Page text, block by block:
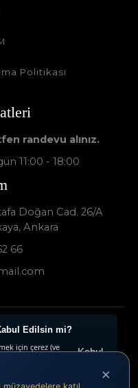
Politikası
randevu alınız.
11:00 - 18:00
Doğan Cad. 26/A
Ankara
66
© - Tüm Hakları
×
Edilsin mi?
için çerez (ve
reklamların
Kabul
Tercihleri